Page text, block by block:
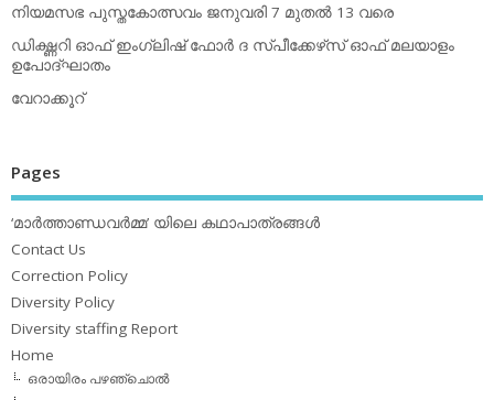
നിയമസഭ പുസ്തകോത്സവം ജനുവരി 7 മുതല്‍ 13 വരെ
ഡിക്ഷ്ണറി ഓഫ് ഇംഗ്ലിഷ് ഫോര്‍ ദ സ്പീക്കേഴ്‌സ് ഓഫ് മലയാളം
ഉപോദ്ഘാതം
വേറാക്കൂറ്
Pages
‘മാര്‍ത്താണ്ഡവര്‍മ്മ’ യിലെ കഥാപാത്രങ്ങള്‍
Contact Us
Correction Policy
Diversity Policy
Diversity staffing Report
Home
ഒരായിരം പഴഞ്ചൊല്‍